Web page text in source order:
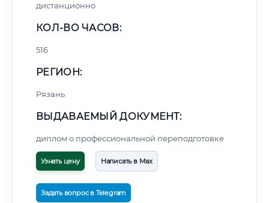
дистанционно
КОЛ-ВО ЧАСОВ:
516
РЕГИОН:
Рязань
ВЫДАВАЕМЫЙ ДОКУМЕНТ:
диплом о профессиональной переподготовке
Узнать цену Написать в Max
Задать вопрос в Telegram